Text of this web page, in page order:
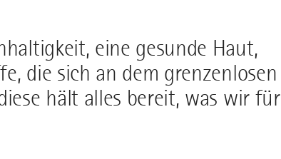
eine gesunde Haut,
die sich an dem grenzenlosen
hält alles bereit, was wir für